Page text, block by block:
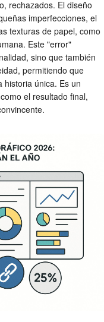
rechazados. El diseño
imperfecciones, el
texturas de papel, como
Este "error"
sino que también
permitiendo que
historia única. Es un
el resultado final,